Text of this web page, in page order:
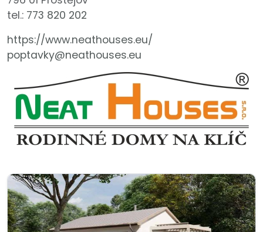
tel.: 773 820 202
https://www.neathouses.eu/
poptavky@neathouses.eu